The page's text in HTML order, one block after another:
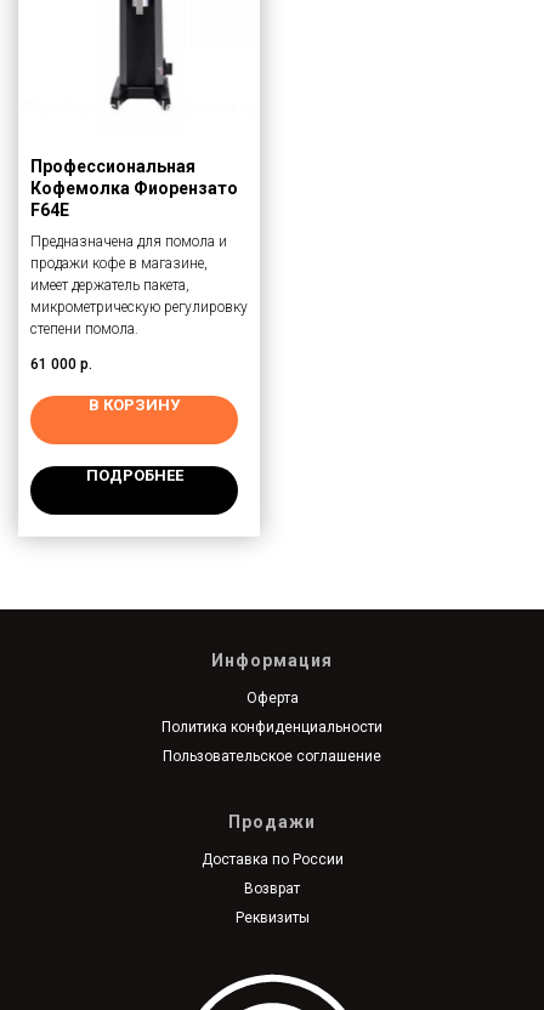
Профессиональная
Кофемолка Фиорензато
F64E
Предназначена для помола и
продажи кофе в магазине,
имеет держатель пакета,
микрометрическую регулировку
степени помола.
61 000 р.
В КОРЗИНУ
ПОДРОБНЕЕ
Информация
Оферта
Политика конфиденциальности
Пользовательское соглашение
Продажи
Доставка по России
Возврат
Реквизиты